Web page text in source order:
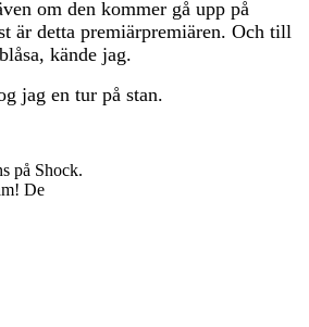
om den kommer gå upp på
är detta premiärpremiären. Och till
kände jag.
jag en tur på stan.
på Shock.
De